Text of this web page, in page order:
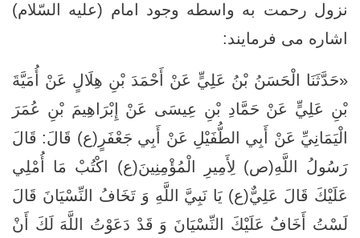
نزول رحمت به واسطه وجود امام (علیه السّلام)
اشاره می فرمایند:
«حَدَّثَنَا الْحَسَنُ بْنُ عَلِيٍّ عَنْ أَحْمَدَ بْنِ هِلَالٍ عَنْ أُمَيَّةَ
بْنِ عَلِيٍّ عَنْ حَمَّادِ بْنِ عِيسَى عَنْ إِبْرَاهِيمَ بْنِ عُمَرَ
الْيَمَانِيِّ عَنْ أَبِي الطُّفَيْلِ عَنْ أَبِي جَعْفَرٍ(ع) قَالَ: قَالَ
رَسُولُ اللَّهِ(ص) لِأَمِيرِ الْمُؤْمِنِينَ(ع) اكْتُبْ مَا أُمْلِي
عَلَيْكَ قَالَ عَلِيٌّ(ع) يَا نَبِيَّ اللَّهِ وَ تَخَافُ النِّسْيَانَ قَالَ
لَسْتُ أَخَافُ عَلَيْكَ النِّسْيَانَ وَ قَدْ دَعَوْتُ اللَّهَ لَكَ أَنْ